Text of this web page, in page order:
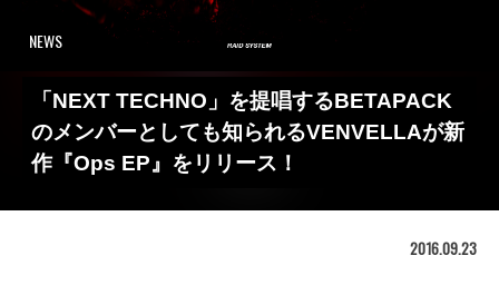
NEWS
「NEXT TECHNO」を提唱するBETAPACK
のメンバーとしても知られるVENVELLAが新
作『Ops EP』をリリース！
2016.09.23